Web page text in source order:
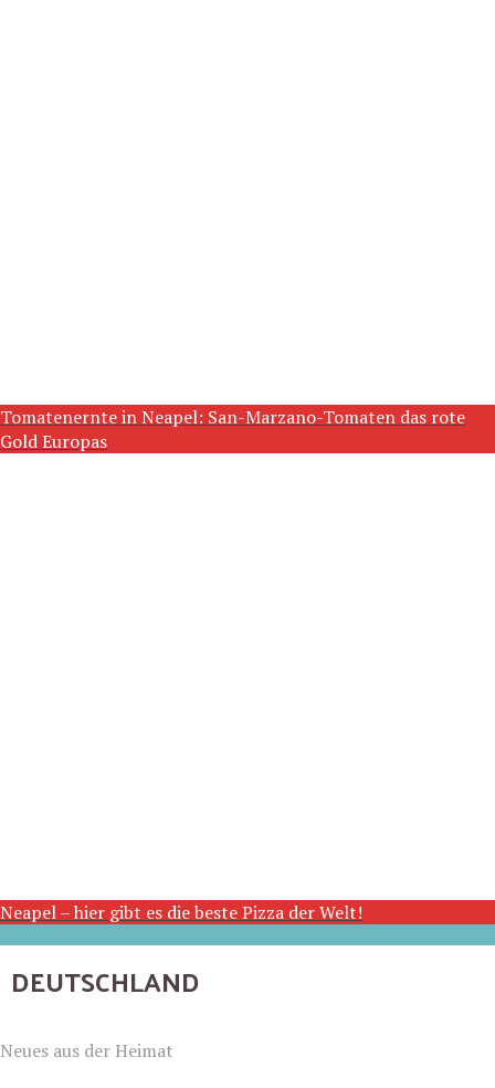
Tomatenernte in Neapel: San-Marzano-Tomaten das rote
Gold Europas
Neapel – hier gibt es die beste Pizza der Welt!
DEUTSCHLAND
Neues aus der Heimat